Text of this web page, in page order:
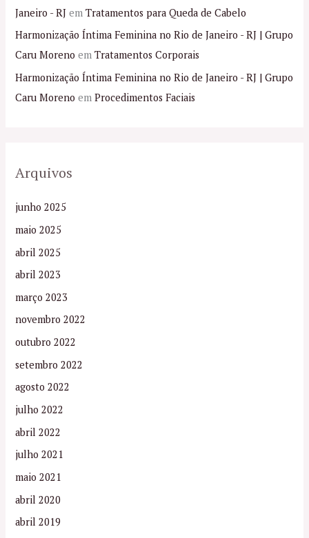
Janeiro - RJ emTratamentos para Queda de Cabelo
Harmonização Íntima Feminina no Rio de Janeiro - RJ | Grupo
Caru Moreno emTratamentos Corporais
Harmonização Íntima Feminina no Rio de Janeiro - RJ | Grupo
Caru Moreno emProcedimentos Faciais
Arquivos
junho 2025
maio 2025
abril 2025
abril 2023
março 2023
novembro 2022
outubro 2022
setembro 2022
agosto 2022
julho 2022
abril 2022
julho 2021
maio 2021
abril 2020
abril 2019